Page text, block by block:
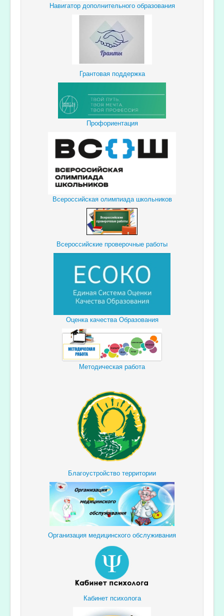
Навигатор дополнительного образования
Грантовая поддержка
Профориентация
Всероссийская олимпиада школьников
Всероссийские проверочные работы
Оценка качества Образования
Методическая работа
Благоустройство территории
Организация медицинского обслуживания
Кабинет психолога